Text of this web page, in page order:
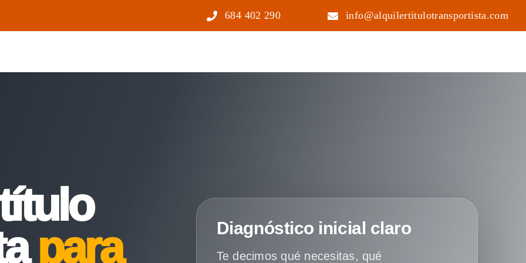
684 402 290 info@alquilertitulotransportista.com
para
Diagnóstico inicial claro
Te decimos qué necesitas, qué